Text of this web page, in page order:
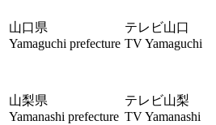
山口県
Yamaguchi prefecture
テレビ山口
TV Yamaguchi
山梨県
Yamanashi prefecture
テレビ山梨
TV Yamanashi